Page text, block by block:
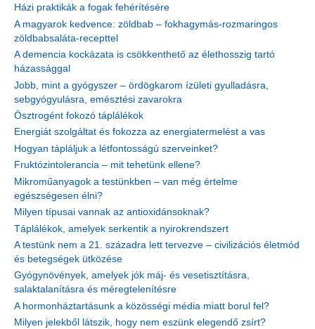
Házi praktikák a fogak fehérítésére
A magyarok kedvence: zöldbab – fokhagymás-rozmaringos
zöldbabsaláta-recepttel
A demencia kockázata is csökkenthető az élethosszig tartó
házassággal
Jobb, mint a gyógyszer – ördögkarom ízületi gyulladásra,
sebgyógyulásra, emésztési zavarokra
Ösztrogént fokozó táplálékok
Energiát szolgáltat és fokozza az energiatermelést a vas
Hogyan tápláljuk a létfontosságú szerveinket?
Fruktózintolerancia – mit tehetünk ellene?
Mikroműanyagok a testünkben – van még értelme
egészségesen élni?
Milyen típusai vannak az antioxidánsoknak?
Táplálékok, amelyek serkentik a nyirokrendszert
A testünk nem a 21. századra lett tervezve – civilizációs életmód
és betegségek ütközése
Gyógynövények, amelyek jók máj- és vesetisztításra,
salaktalanításra és méregtelenítésre
A hormonháztartásunk a közösségi média miatt borul fel?
Milyen jelekből látszik, hogy nem eszünk elegendő zsírt?